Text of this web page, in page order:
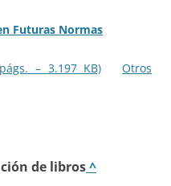
Futuras Normas
– 3.197 KB)
Otros
de libros^